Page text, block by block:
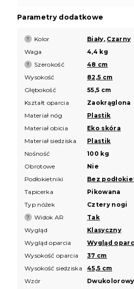
Parametry dodatkowe
? Kolor Biały, Czarny
Waga
4,4 kg
? Szerokość
48 cm
Wysokość
82,5 cm
Głębokość
55,5 cm
Kształt oparcia
Zaokrąglona
Materiał nóg
Plastik
Materiał obicia
Eko skóra
Materiał siedziska
Plastik
Nośność
100 kg
Obrotowe
Nie
Podłokietniki
Bez
Tapicerka
Pikowana
Typ nóżek
Cztery nogi
? Widok AR
Tak
Wygląd
Klasyczny
Wygląd oparcia
Wygląd
Wysokość oparcia
37 cm
Wysokość siedziska
45,5 cm
Wzór
Dwukolorowy